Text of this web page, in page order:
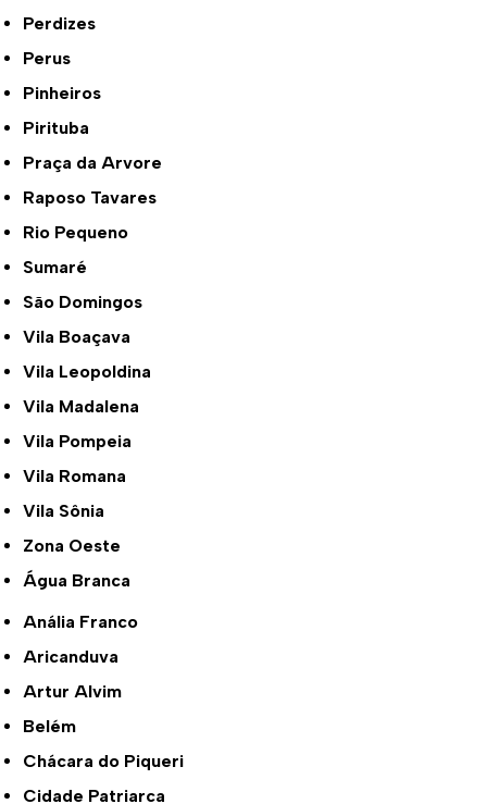
Perdizes
Perus
Pinheiros
Pirituba
Praça da Arvore
Raposo Tavares
Rio Pequeno
Sumaré
São Domingos
Vila Boaçava
Vila Leopoldina
Vila Madalena
Vila Pompeia
Vila Romana
Vila Sônia
Zona Oeste
Água Branca
Anália Franco
Aricanduva
Artur Alvim
Belém
Chácara do Piqueri
Cidade Patriarca